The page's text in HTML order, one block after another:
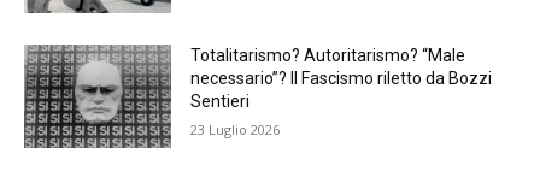
Totalitarismo? Autoritarismo? “Male
necessario”? Il Fascismo riletto da Bozzi
Sentieri
23 Luglio 2026